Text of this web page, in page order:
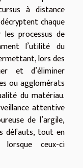
à distance
chaque
processus de
l’utilité du
lors des
et d’éliminer
ou agglomérats
du matériau.
attentive
de l’argile,
défauts, tout en
ceux-ci